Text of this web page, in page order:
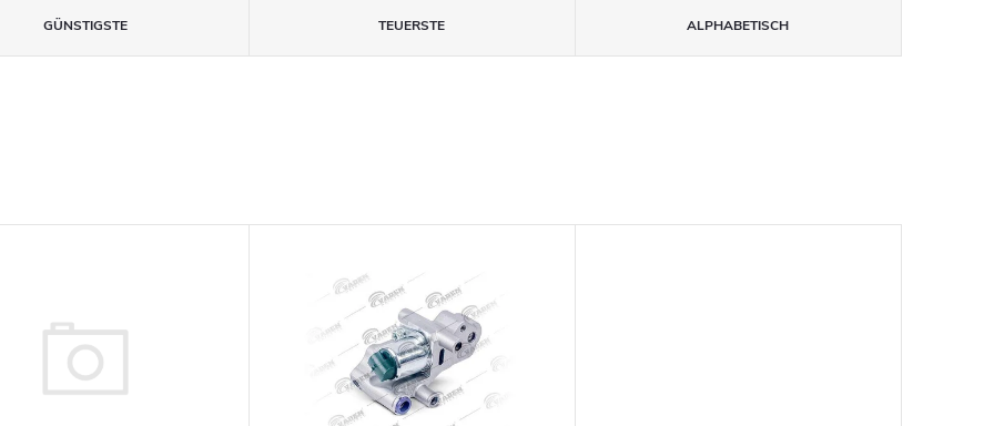
GÜNSTIGSTE TEUERSTE ALPHABETISCH